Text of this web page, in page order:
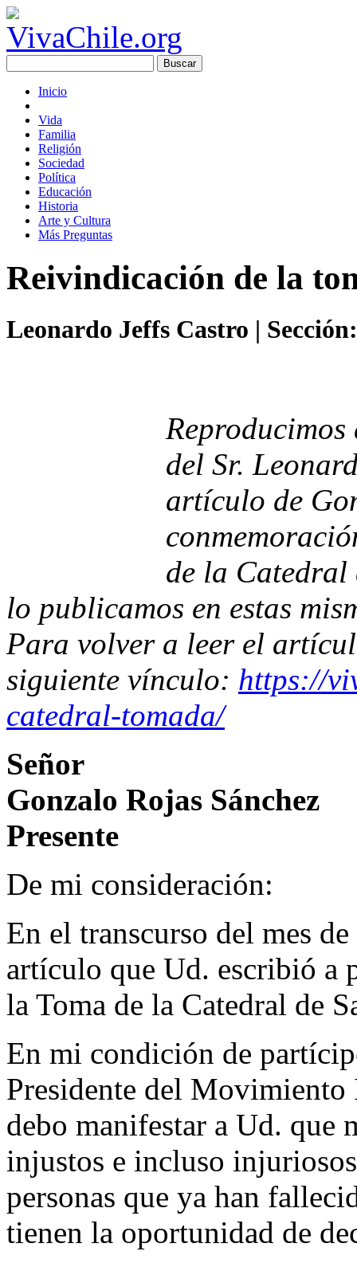
Inicio
Vida
Familia
Religión
Sociedad
Política
Educación
Historia
Arte y Cultura
Más Preguntas
Reivindicación de la
Leonardo Jeffs Castro |
del Sr.
artículo de
de la
lo publicamos en estas
Para volver a leer el
siguiente vínculo: https://
catedral-tomada/
Señor
Gonzalo Rojas Sánchez
Presente
De mi consideración:
En el transcurso del mes
artículo que Ud. escribió a
la Toma de la Catedral de
En mi condición de
Presidente del
debo manifestar a Ud. que
injustos e incluso
personas que ya han
tienen la oportunidad de